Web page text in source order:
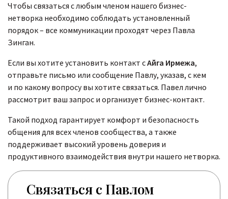
Чтобы связаться с любым членом нашего бизнес-
нетворка необходимо соблюдать установленный
порядок – все коммуникации проходят через Павла
Зинган.
Если вы хотите установить контакт сАйга Ирмежа,
отправьте письмо или сообщение Павлу, указав, с кем
и по какому вопросу вы хотите связаться. Павел лично
рассмотрит ваш запрос и организует бизнес-контакт.
Такой подход гарантирует комфорт и безопасность
общения для всех членов сообщества, а также
поддерживает высокий уровень доверия и
продуктивного взаимодействия внутри нашего нетворка.
Связаться с Павлом